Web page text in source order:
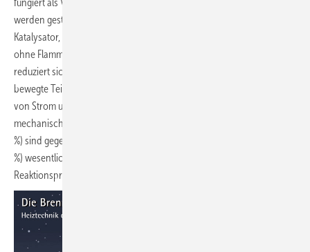
fungiert als Vermittler. Das bedeutet: Ohne selbst aktiv verbraucht zu
werden gestattet er beiden Partnern ein Hochzeitsspiel. Dieser
Katalysator, meist ein edles Metall, sorgt für Wärme- und Stromabgabe
ohne Flamme. Der sonst so komplizierte Umweg der Stromerzeugung
reduziert sich auf ein winziges Reaktionspaket und völlig ohne
bewegte Teile. Eine lautlose Technik zur kontinuierlichen Erzeugung
von Strom und Wärme. Mechanischer Verschleiß? Fehlanzeige, da
mechanische Teile fehlen. Die Gesamtverluste der Brennstoffzelle (10
%) sind gegenüber der normalen Strom- und Wärmelieferung (über 50
%) wesentlich verringert. Die Emissionen, also das was an
Reaktionsprodukten übrig bleibt, bestehen aus Wasser.